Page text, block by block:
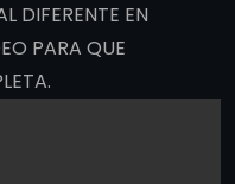
DIFERENTE EN
PARA QUE